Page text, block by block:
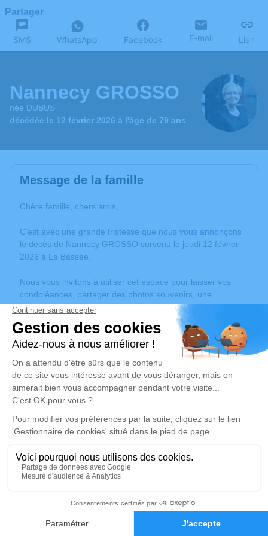
Faire-part Hommages
Partager
SMS WhatsApp Facebook E-mail Lien
Nannecy GROSSO
née DUBUS
décédée le 12 février 2026 à l'âge de 79 ans
Message de la famille
Chère famille, chers amis,
C’est avec une grande tristesse que nous vous annonçons
le décès de Nannecy GROSSO survenu le jeudi 12 février
2026 à La Bassée.
Nous vous invitons à utiliser cet espace pour laisser vos
condoléances, partager des photos souvenirs, une
anecdote ou exprimer vos pensées à travers des poèmes
ou des textes. Cet endroit est un lieu d'expression dédié à
honorer la mémoire de Nannecy GROSSO.
Un service de plantation d’arbre hommage estdisponible
mercredi 18 février 2026 à 15h00
Cimetière de La Bassée
59480 La Bassée
Je rends hommage